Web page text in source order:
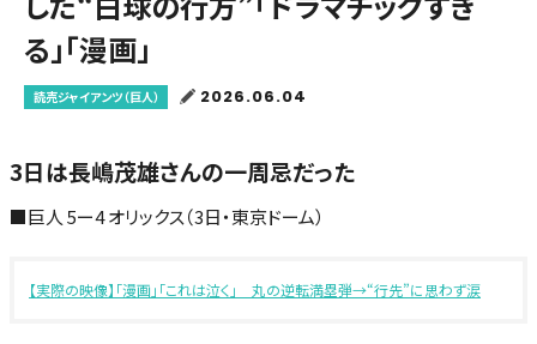
る」「漫画」
読売ジャイアンツ（巨人） 2026.06.04
3日は長嶋茂雄さんの一周忌だった
■巨人 5ー4 オリックス（3日・東京ドーム）
【実際の映像】「漫画」「これは泣く」 丸の逆転満塁弾→“行先”に思わず涙